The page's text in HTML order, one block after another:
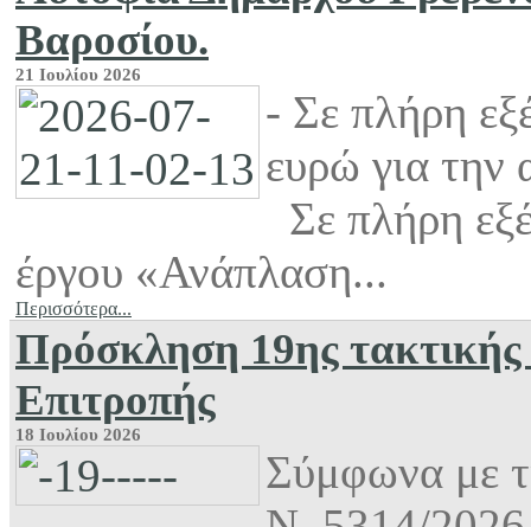
Βαροσίου.
21 Ιουλίου 2026
- Σε πλήρη
ευρώ για την
Σε πλήρη
έργου «Ανάπλαση...
Περισσότερα...
Πρόσκληση 19ης τακτικής
Επιτροπής
18 Ιουλίου 2026
Σύμφωνα με